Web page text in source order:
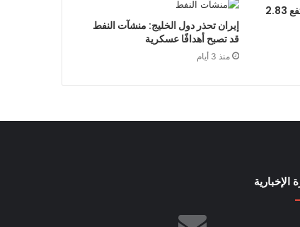
سعر برميل النفط الكويتي يرتفع 2.83
إيران تحذر دول الخليج: منشآت النفط
قد تصبح أهدافًا عسكرية
منذ 3 أيام
الإخبارية